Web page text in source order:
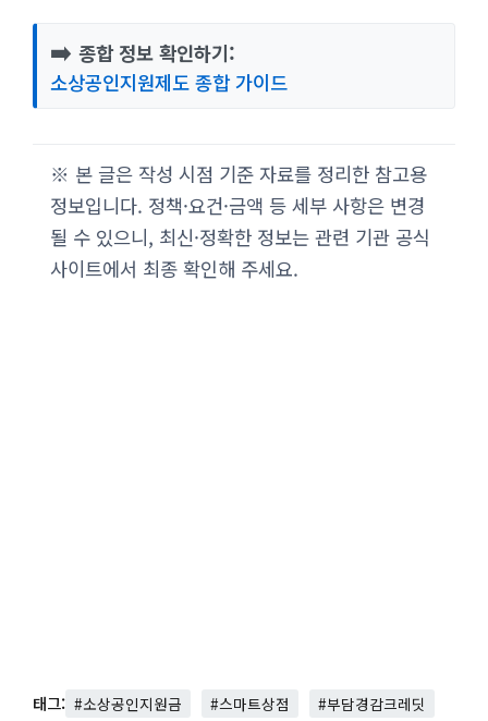
➡️ 종합 정보 확인하기:
소상공인지원제도 종합 가이드
※ 본 글은 작성 시점 기준 자료를 정리한 참고용
정보입니다. 정책·요건·금액 등 세부 사항은 변경
될 수 있으니, 최신·정확한 정보는 관련 기관 공식
사이트에서 최종 확인해 주세요.
태그: #소상공인지원금 #스마트상점 #부담경감크레딧